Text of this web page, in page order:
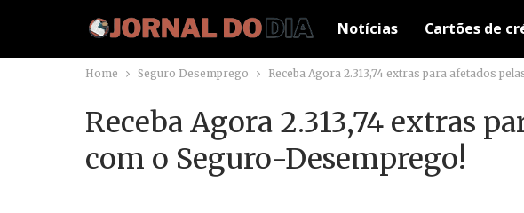
Notícias Cartões de
Home Seguro Desemprego Receba Agora 2.313,74 extras para afetados
Receba Agora 2.313,74 extras
com o Seguro-Desemprego!